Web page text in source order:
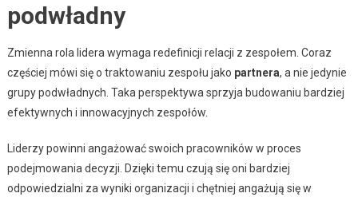
podwładny
Zmienna rola lidera wymaga redefinicji relacji z zespołem. Coraz
częściej mówi się o traktowaniu zespołu jako partnera, a nie jedynie
grupy podwładnych. Taka perspektywa sprzyja budowaniu bardziej
efektywnych i innowacyjnych zespołów.
Liderzy powinni angażować swoich pracowników w proces
podejmowania decyzji. Dzięki temu czują się oni bardziej
odpowiedzialni za wyniki organizacji i chętniej angażują się w